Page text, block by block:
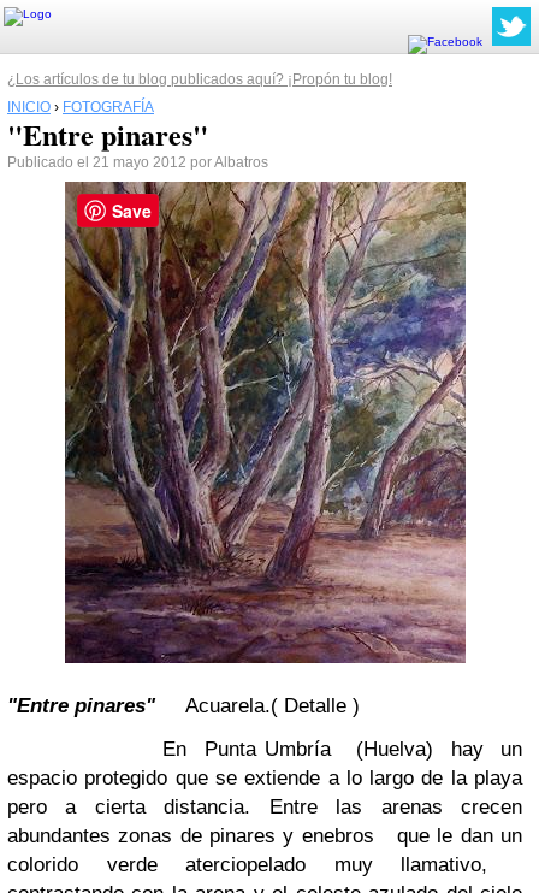
¿Los artículos de tu blog publicados aquí? ¡Propón tu blog!
INICIO › FOTOGRAFÍA
"Entre pinares"
Publicado el 21 mayo 2012 por Albatros
"Entre pinares"Acuarela.( Detalle )
En Punta Umbría (Huelva) hay un
espacio protegido que se extiende a lo largo de la playa
pero a cierta distancia. Entre las arenas crecen
abundantes zonas de pinares y enebros que le dan un
colorido verde aterciopelado muy llamativo,
Save